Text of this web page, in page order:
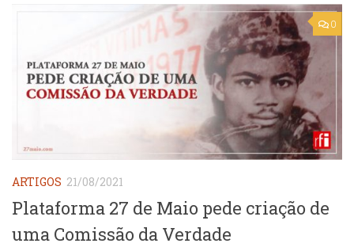
0
ARTIGOS 21/08/2021
Plataforma 27 de Maio pede criação de
uma Comissão da Verdade